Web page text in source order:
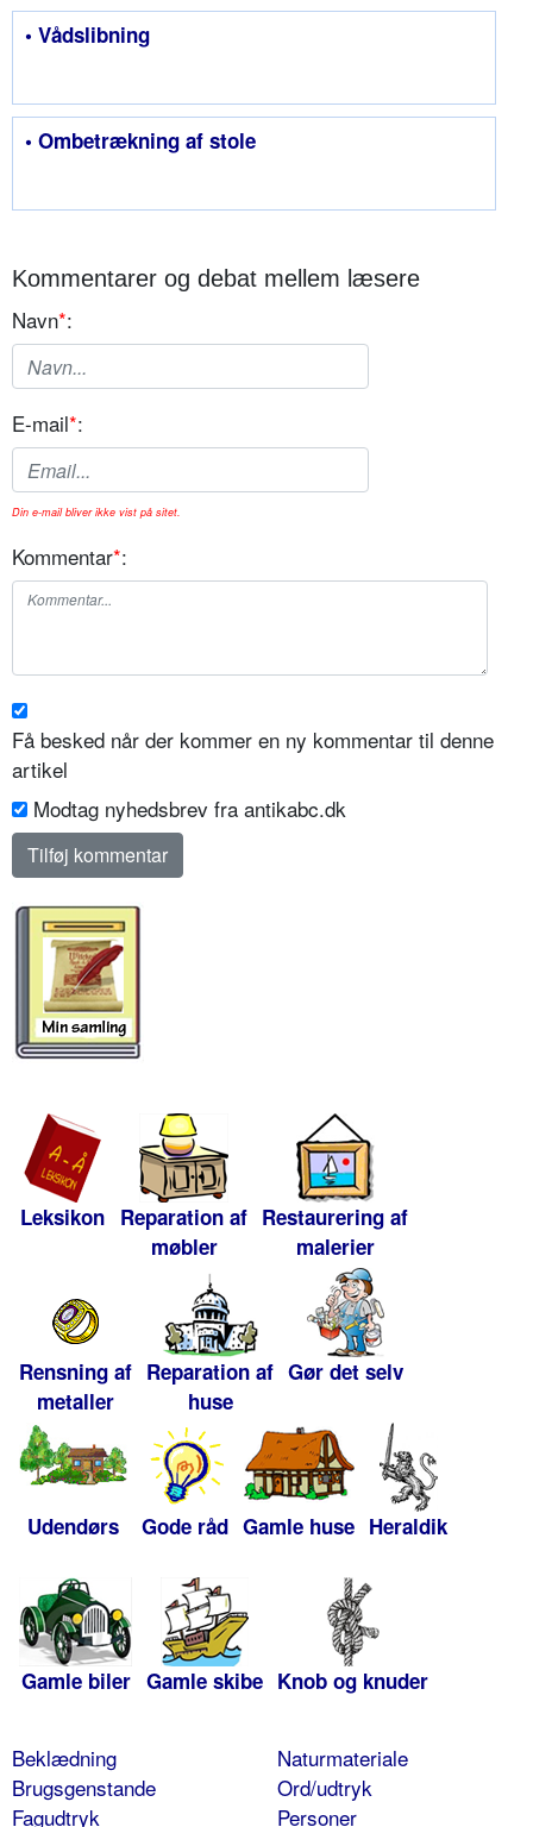
• Vådslibning
• Ombetrækning af stole
Kommentarer og debat mellem læsere
Navn*:
E-mail*:
Din e-mail bliver ikke vist på sitet.
Kommentar*:
Få besked når der kommer en ny kommentar til denne
artikel
Modtag nyhedsbrev fra antikabc.dk
Leksikon Reparation af
møbler
Restaurering af
malerier
Rensning af
metaller
Reparation af
huse
Gør det selv
Udendørs Gode råd Gamle huse Heraldik
Gamle biler Gamle skibe Knob og knuder
Beklædning
Brugsgenstande
Fagudtryk
Naturmateriale
Ord/udtryk
Personer